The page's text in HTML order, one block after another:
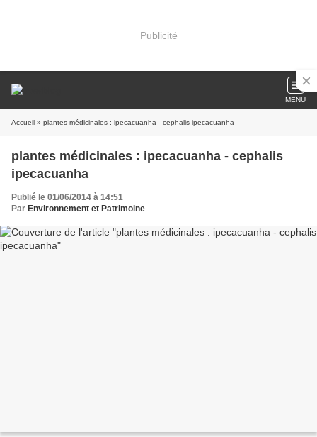
Publicité
MENU
Accueil » plantes médicinales : ipecacuanha - cephalis ipecacuanha
plantes médicinales : ipecacuanha - cephalis
ipecacuanha
Publié le 01/06/2014 à 14:51
Par Environnement et Patrimoine